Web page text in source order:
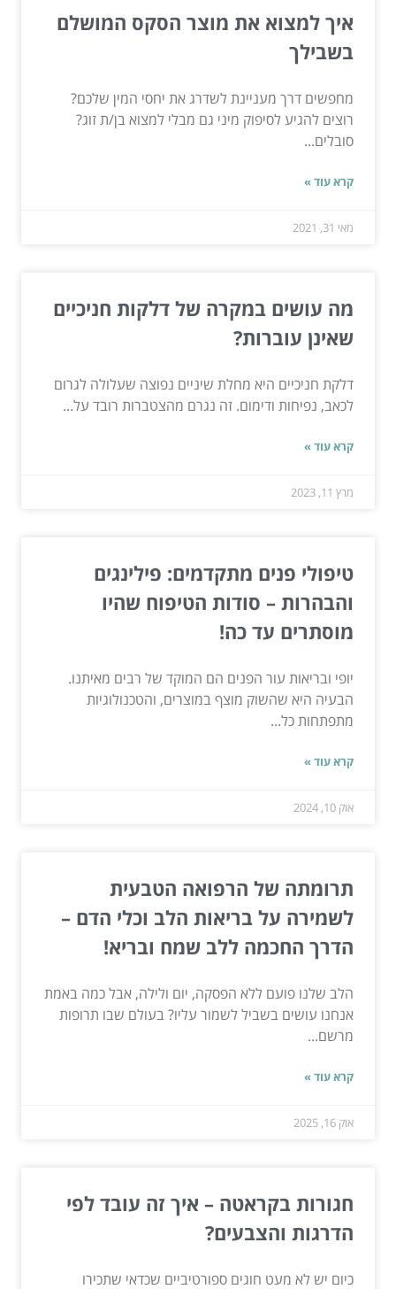
איך למצוא את מוצר הסקס המושלם
בשבילך
מחפשים דרך מעניינת לשדרג את יחסי המין שלכם?
רוצים להגיע לסיפוק מיני גם מבלי למצוא בן/ת זוג?
סובלים...
קרא עוד »
מאי 31, 2021
מה עושים במקרה של דלקות חניכיים
שאינן עוברות?
דלקת חניכיים היא מחלת שיניים נפוצה שעלולה לגרום
לכאב, נפיחות ודימום. זה נגרם מהצטברות רובד על...
קרא עוד »
מרץ 11, 2023
טיפולי פנים מתקדמים: פילינגים
והבהרות – סודות הטיפוח שהיו
מוסתרים עד כה!
יופי ובריאות עור הפנים הם המוקד של רבים מאיתנו.
הבעיה היא שהשוק מוצף במוצרים, והטכנולוגיות
מתפתחות כל...
קרא עוד »
אוק 10, 2024
תרומתה של הרפואה הטבעית
לשמירה על בריאות הלב וכלי הדם –
הדרך החכמה ללב שמח ובריא!
הלב שלנו פועם ללא הפסקה, יום ולילה, אבל כמה באמת
אנחנו עושים בשביל לשמור עליו? בעולם שבו תרופות
מרשם...
קרא עוד »
אוק 16, 2025
חגורות בקראטה – איך זה עובד לפי
הדרגות והצבעים?
כיום יש לא מעט חוגים ספורטיביים שכדאי שתכירו